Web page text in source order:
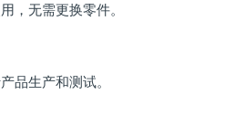
，无需更换零件。
品生产和测试。